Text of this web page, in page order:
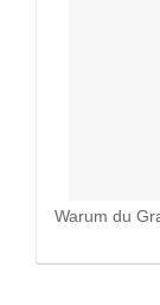
Warum du